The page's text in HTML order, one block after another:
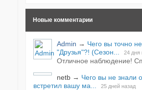
Новые комментарии
Admin → Чего вы точно
"Друзья"?! (Сезон...
24 дня
Отличное наблюдение!
netb → Чего вы не знали
встретил вашу ма...
25 дней назад